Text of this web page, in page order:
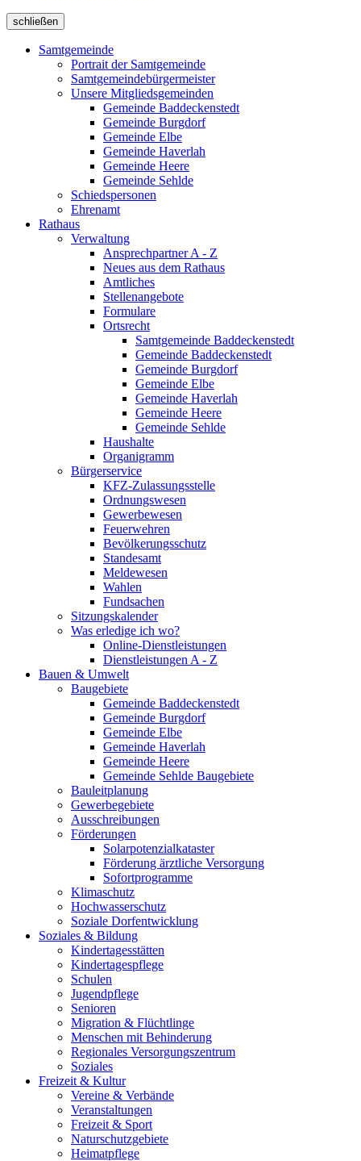
schließen
Samtgemeinde
Portrait der Samtgemeinde
Samtgemeindebürgermeister
Unsere Mitgliedsgemeinden
Gemeinde Baddeckenstedt
Gemeinde Burgdorf
Gemeinde Elbe
Gemeinde Haverlah
Gemeinde Heere
Gemeinde Sehlde
Schiedspersonen
Ehrenamt
Rathaus
Verwaltung
Ansprechpartner A - Z
Neues aus dem Rathaus
Amtliches
Stellenangebote
Formulare
Ortsrecht
Samtgemeinde Baddeckenstedt
Gemeinde Baddeckenstedt
Gemeinde Burgdorf
Gemeinde Elbe
Gemeinde Haverlah
Gemeinde Heere
Gemeinde Sehlde
Haushalte
Organigramm
Bürgerservice
KFZ-Zulassungsstelle
Ordnungswesen
Gewerbewesen
Feuerwehren
Bevölkerungsschutz
Standesamt
Meldewesen
Wahlen
Fundsachen
Sitzungskalender
Was erledige ich wo?
Online-Dienstleistungen
Dienstleistungen A - Z
Bauen & Umwelt
Baugebiete
Gemeinde Baddeckenstedt
Gemeinde Burgdorf
Gemeinde Elbe
Gemeinde Haverlah
Gemeinde Heere
Gemeinde Sehlde Baugebiete
Bauleitplanung
Gewerbegebiete
Ausschreibungen
Förderungen
Solarpotenzialkataster
Förderung ärztliche Versorgung
Sofortprogramme
Klimaschutz
Hochwasserschutz
Soziale Dorfentwicklung
Soziales & Bildung
Kindertagesstätten
Kindertagespflege
Schulen
Jugendpflege
Senioren
Migration & Flüchtlinge
Menschen mit Behinderung
Regionales Versorgungszentrum
Soziales
Freizeit & Kultur
Vereine & Verbände
Veranstaltungen
Freizeit & Sport
Naturschutzgebiete
Heimatpflege